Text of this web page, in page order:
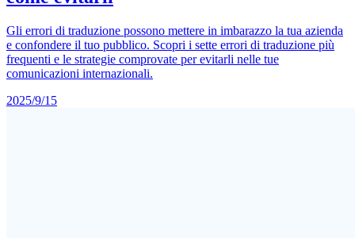
Gli errori di traduzione possono mettere in imbarazzo la tua azienda
e confondere il tuo pubblico. Scopri i sette errori di traduzione più
frequenti e le strategie comprovate per evitarli nelle tue
comunicazioni internazionali.
2025/9/15